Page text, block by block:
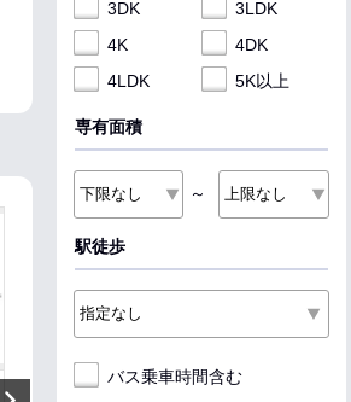
9.2 万円
NEW
3DK
3LDK
4K
4DK
4LDK
5K以上
専有面積
～
駅徒歩
バス乗車時間含む